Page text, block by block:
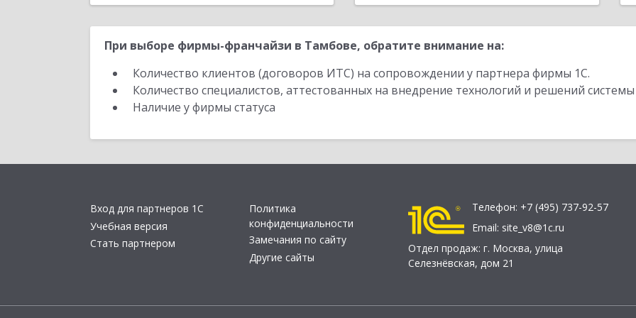
При выборе фирмы-франчайзи в Тамбове, обратите внимание на:
Количество клиентов (договоров ИТС) на сопровождении у партнера фирмы 1С.
Количество специалистов, аттестованных на внедрение технологий и решений
Наличие у фирмы статуса
Вход для партнеров 1С
Учебная версия
Стать партнером
Политика
конфиденциальности
Замечания по сайту
Другие сайты
Телефон: +7 (495) 737-92-57
Email: site_v8@1c.ru
Отдел продаж: г. Москва, улица
Селезнёвская, дом 21